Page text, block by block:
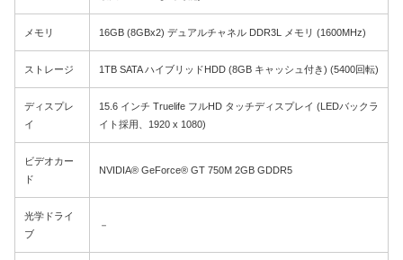
メモリ 16GB (8GBx2) デュアルチャネル DDR3L メモリ (1600MHz)
ストレージ 1TB SATA ハイブリッドHDD (8GB キャッシュ付き) (5400回転)
ディスプレ
イ
15.6 インチ Truelife フルHD タッチディスプレイ (LEDバックラ
イト採用、1920 x 1080)
ビデオカー
ド
NVIDIA® GeForce® GT 750M 2GB GDDR5
光学ドライ
ブ
－